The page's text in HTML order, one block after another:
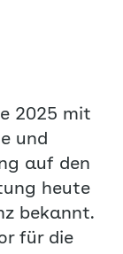
2025 mit
und
auf den
heute
bekannt.
für die